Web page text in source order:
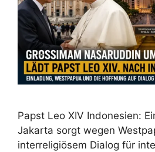
Papst Leo XIV Indonesien:
Jakarta sorgt wegen
interreligiösem Dialog für